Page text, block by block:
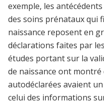
exemple, les
des soins prénataux qui
naissance reposent en
déclarations faites par
études portant sur la
de naissance ont montré
autodéclarées avaient
celui des informations